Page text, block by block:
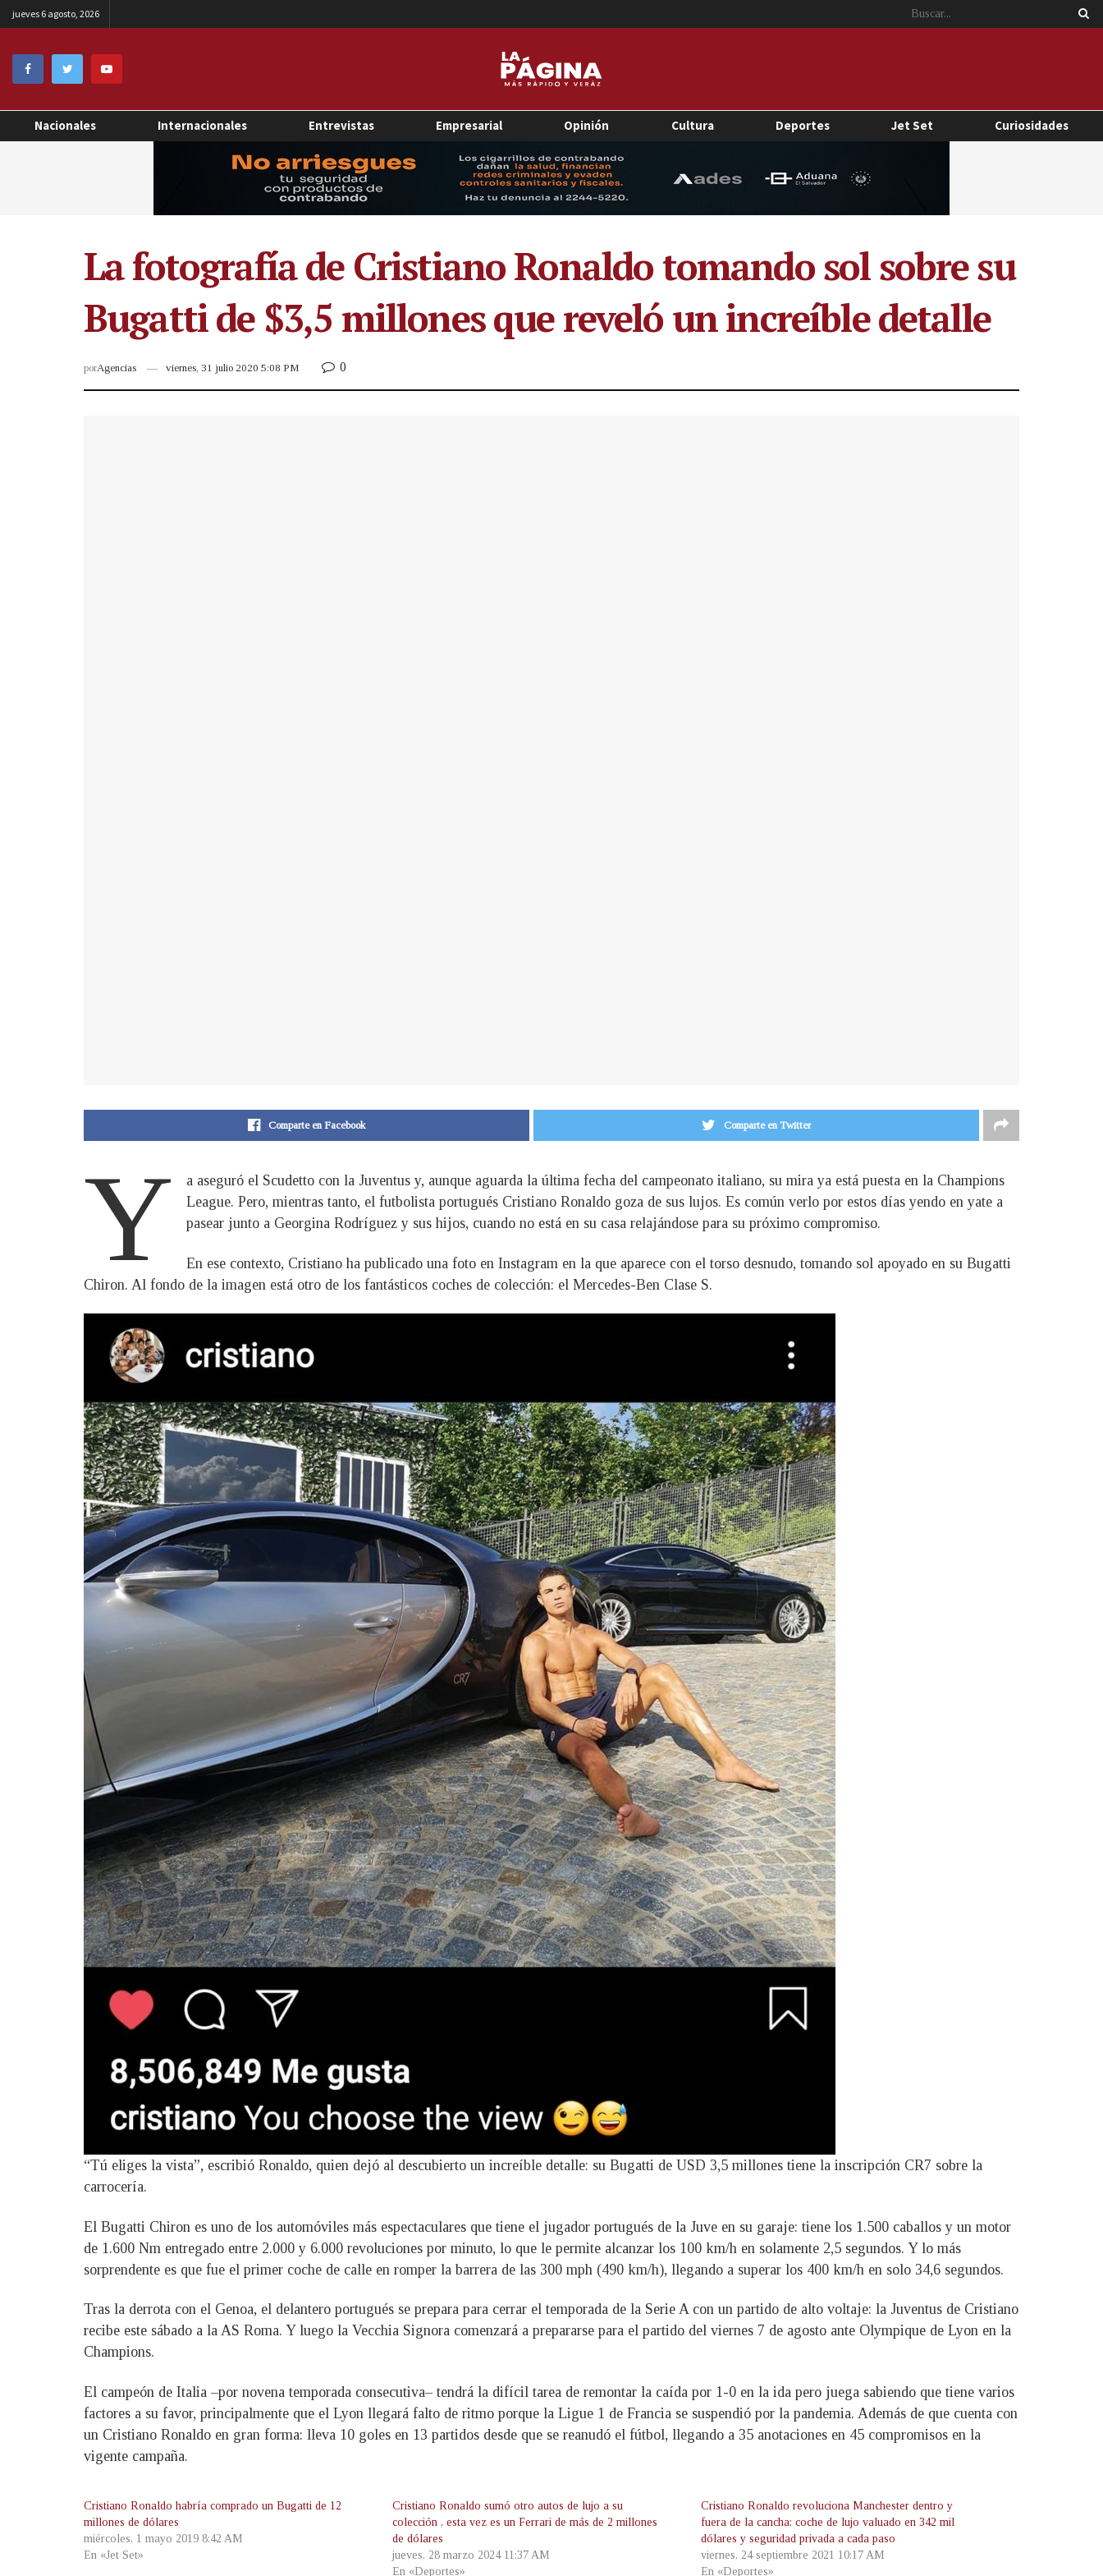
jueves 6 agosto, 2026
Nacionales Internacionales Entrevistas Empresarial Opinión Cultura Deportes Jet Set Curiosidades
La fotografía de Cristiano Ronaldo tomando sol sobre su
Bugatti de $3,5 millones que reveló un increíble detalle
porAgencias viernes, 31 julio 2020 5:08 PM 0
Comparte en Facebook Comparte en Twitter
Y
a aseguró el Scudetto con la Juventus y, aunque aguarda la última fecha del campeonato italiano, su mira ya está puesta en la Champions
League. Pero, mientras tanto, el futbolista portugués Cristiano Ronaldo goza de sus lujos. Es común verlo por estos días yendo en yate a
pasear junto a Georgina Rodríguez y sus hijos, cuando no está en su casa relajándose para su próximo compromiso.
En ese contexto, Cristiano ha publicado una foto en Instagram en la que aparece con el torso desnudo, tomando sol apoyado en su Bugatti
Chiron. Al fondo de la imagen está otro de los fantásticos coches de colección: el Mercedes-Ben Clase S.
“Tú eliges la vista”, escribió Ronaldo, quien dejó al descubierto un increíble detalle: su Bugatti de USD 3,5 millones tiene la inscripción CR7 sobre la
carrocería.
El Bugatti Chiron es uno de los automóviles más espectaculares que tiene el jugador portugués de la Juve en su garaje: tiene los 1.500 caballos y un motor
de 1.600 Nm entregado entre 2.000 y 6.000 revoluciones por minuto, lo que le permite alcanzar los 100 km/h en solamente 2,5 segundos. Y lo más
sorprendente es que fue el primer coche de calle en romper la barrera de las 300 mph (490 km/h), llegando a superar los 400 km/h en solo 34,6 segundos.
Tras la derrota con el Genoa, el delantero portugués se prepara para cerrar el temporada de la Serie A con un partido de alto voltaje: la Juventus de Cristiano
recibe este sábado a la AS Roma. Y luego la Vecchia Signora comenzará a prepararse para el partido del viernes 7 de agosto ante Olympique de Lyon en la
Champions.
El campeón de Italia –por novena temporada consecutiva– tendrá la difícil tarea de remontar la caída por 1-0 en la ida pero juega sabiendo que tiene varios
factores a su favor, principalmente que el Lyon llegará falto de ritmo porque la Ligue 1 de Francia se suspendió por la pandemia. Además de que cuenta con
un Cristiano Ronaldo en gran forma: lleva 10 goles en 13 partidos desde que se reanudó el fútbol, llegando a 35 anotaciones en 45 compromisos en la
vigente campaña.
Cristiano Ronaldo habría comprado un Bugatti de 12
millones de dólares
miércoles, 1 mayo 2019 8:42 AM
En «Jet Set»
Cristiano Ronaldo sumó otro autos de lujo a su
colección , esta vez es un Ferrari de más de 2 millones
de dólares
jueves, 28 marzo 2024 11:37 AM
En «Deportes»
Cristiano Ronaldo revoluciona Manchester dentro y
fuera de la cancha: coche de lujo valuado en 342 mil
dólares y seguridad privada a cada paso
viernes, 24 septiembre 2021 10:17 AM
En «Deportes»